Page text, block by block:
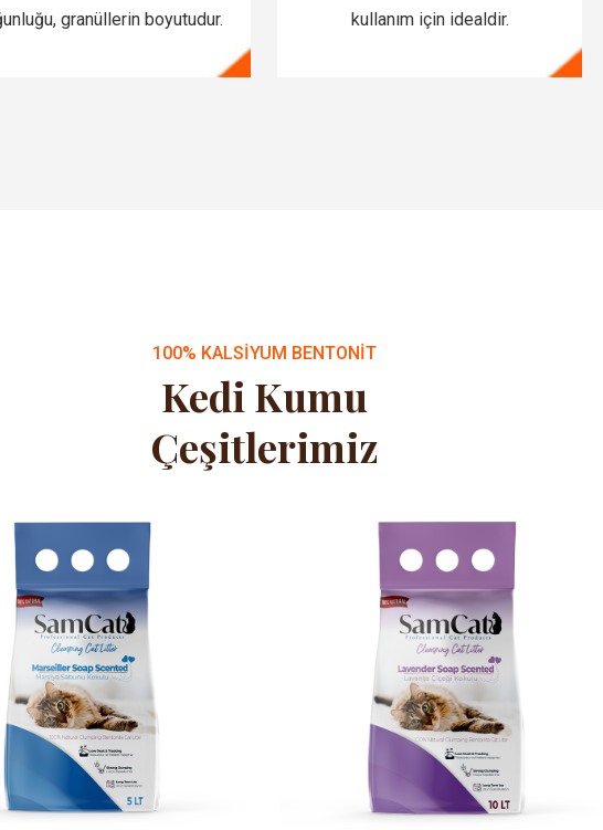
granüllerin boyutudur.
kullanım için idealdir.
100% KALSIYUM BENTONIT
Kedi Kumu
Çeşitlerimiz